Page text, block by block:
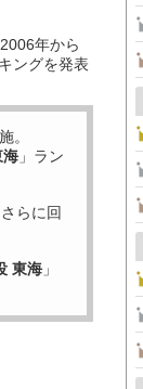
年から
ングを発表
。
海 」ラン
らに回
東海 」